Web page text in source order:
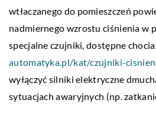
wtłaczanego do pomieszczeń
nadmiernego wzrostu ciśnienia w
specjalne czujniki, dostępne
automatyka.pl/kat/czujniki-
wyłączyć silniki elektryczne
sytuacjach awaryjnych (np.